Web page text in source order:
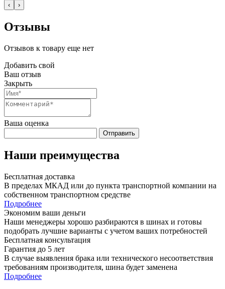
‹ ›
Отзывы
Отзывов к товару еще нет
Добавить свой
Ваш отзыв
Закрыть
Ваша оценка
Отправить
Наши преимущества
Бесплатная доставка
В пределах МКАД или до пункта транспортной компании на
собственном транспортном средстве
Подробнее
Экономим ваши деньги
Наши менеджеры хорошо разбираются в шинах и готовы
подобрать лучшие варианты с учетом ваших потребностей
Бесплатная консультация
Гарантия до 5 лет
В случае выявления брака или технического несоответствия
требованиям производителя, шина будет заменена
Подробнее